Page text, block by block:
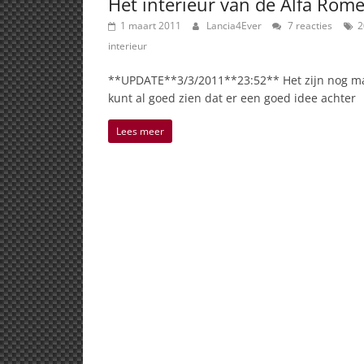
1 maart 2011 Lancia4Ever 7 reacties
interieur
**UPDATE**3/3/2011**23:52** Het zijn nog
kunt al goed zien dat er een goed idee achter
Lees meer